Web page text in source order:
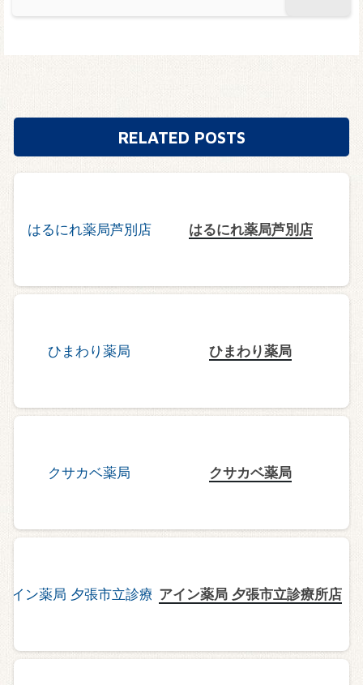
RELATED POSTS
はるにれ薬局芦別店
ひまわり薬局
クサカベ薬局
アイン薬局 夕張市立診療所店